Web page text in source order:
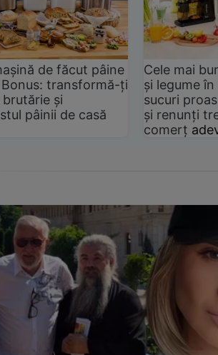
de făcut pâine
transformă-ți
și
pâinii de casă
Cele mai
și legume
sucuri
și renunți
comerț